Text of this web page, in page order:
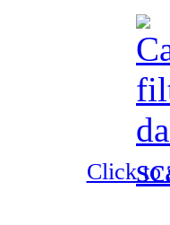
Click to